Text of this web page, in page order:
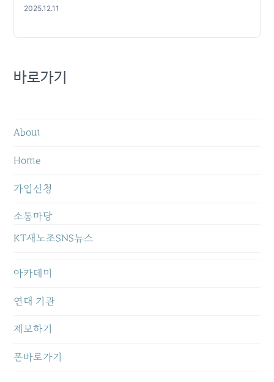
2025.12.11
바로가기
About
Home
가입신청
소통마당
KT새노조SNS뉴스
아카데미
연대 기관
제보하기
폰바로가기